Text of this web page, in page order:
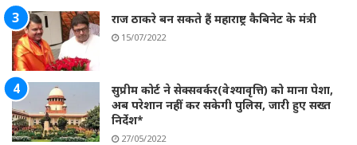
राज ठाकरे बन सकते हैं महाराष्ट्र कैबिनेट के मंत्री
15/07/2022
सुप्रीम कोर्ट ने सेक्सवर्कर(वेश्यावृत्ति) को माना पेशा,
अब परेशान नहीं कर सकेगी पुलिस, जारी हुए सख्त
निर्देश*
27/05/2022